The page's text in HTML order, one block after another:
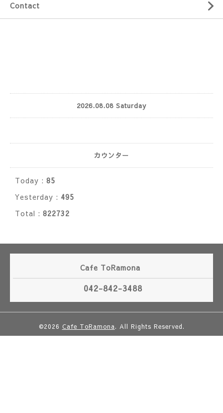
Contact
2026.08.08 Saturday
カウンター
Today : 85
Yesterday : 495
Total : 822732
Cafe ToRamona
042-842-3488
©2026 Cafe ToRamona. All Rights Reserved.